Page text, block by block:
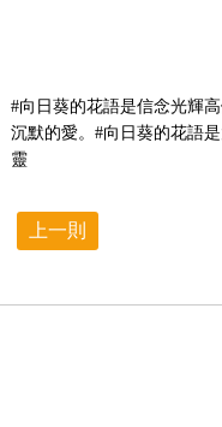
#向日葵的花語是信念光輝
沉默的愛。#向日葵的花語
靈
上一則